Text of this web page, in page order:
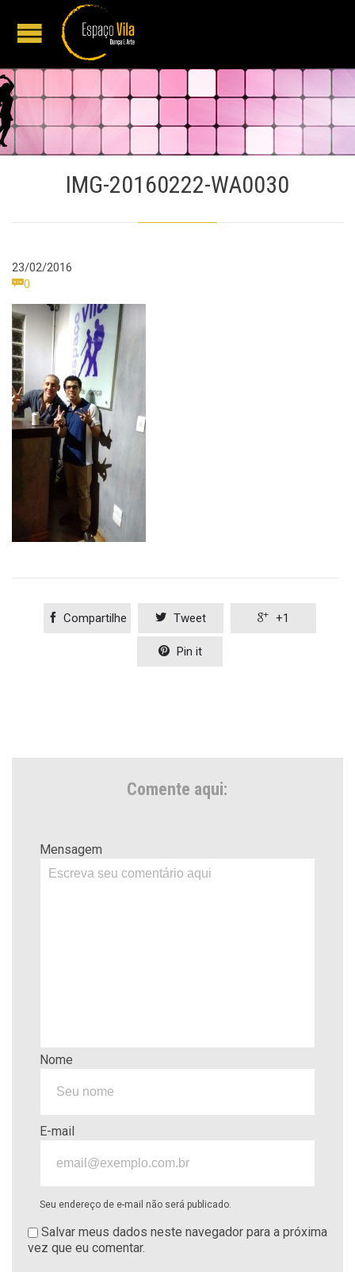
IMG-20160222-WA0030
23/02/2016
0
 Compartilhe  Tweet  +1
 Pin it
Comente aqui:
Mensagem
Nome
E-mail
Seu endereço de e-mail não será publicado.
Salvar meus dados neste navegador para a próxima
vez que eu comentar.